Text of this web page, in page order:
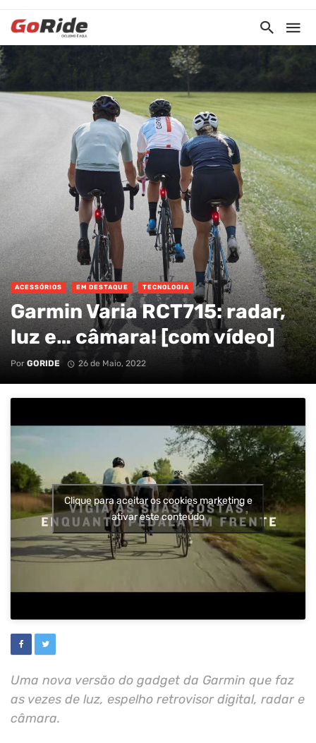
ACESSÓRIOS EM DESTAQUE TECNOLOGIA
Garmin Varia RCT715: radar,
luz e… câmara! [com vídeo]
Por GORIDE 26 de Maio, 2022
Clique para aceitar os cookies marketing e
ativar este conteúdo
Uma nova versão do gadget da Garmin que faz
as vezes de luz, espelho retrovisor digital, radar e
câmara.